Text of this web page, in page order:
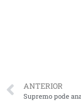
ANTERIOR